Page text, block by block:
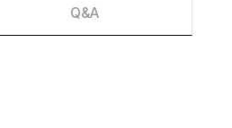
Q&A